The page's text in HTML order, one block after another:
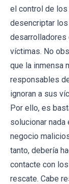
el control de
desencriptar
desarrolladores
víctimas. No
que la inmensa
responsables
ignoran a sus
Por ello, es
solucionar
negocio
tanto, debería
contacte con
rescate. Cabe